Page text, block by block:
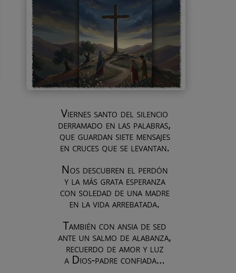
Viernes santo del silencio
derramado en las palabras,
que guardan siete mensajes
en cruces que se levantan.
Nos descubren el perdón
y la más grata esperanza
con soledad de una madre
en la vida arrebatada.
También con ansia de sed
ante un salmo de alabanza,
recuerdo de amor y luz
a Dios-padre confiada…